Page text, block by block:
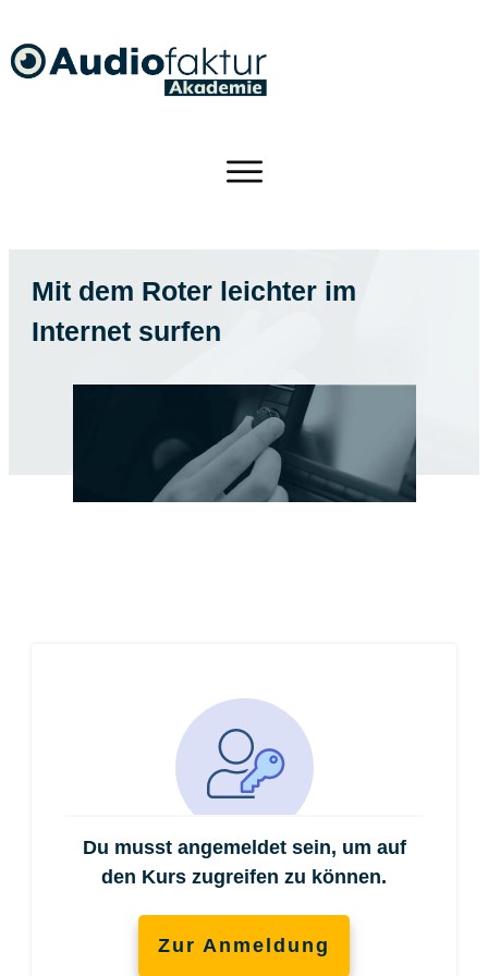
Mit dem Roter leichter im
Internet surfen
Du musst angemeldet sein, um auf
den Kurs zugreifen zu können.
Zur Anmeldung